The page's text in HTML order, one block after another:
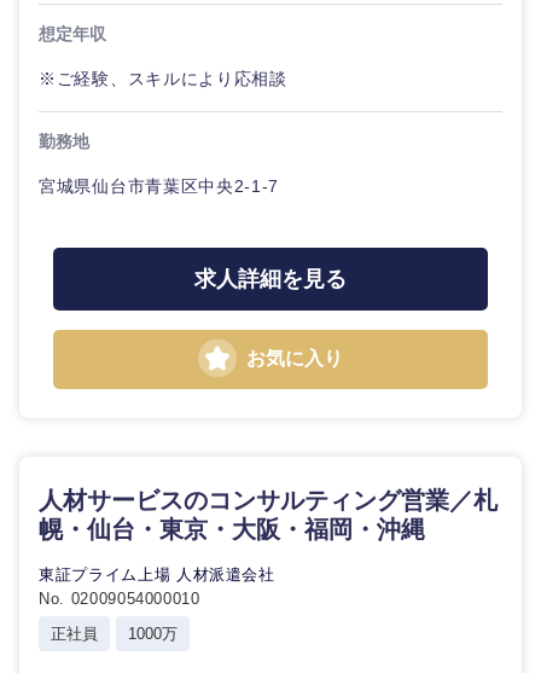
岐阜県
近畿地方
想定年収
※ご経験、スキルにより応相談
勤務地
宮城県仙台市青葉区中央2-1-7
求人詳細を見る
お気に入り
人材サービスのコンサルティング営業／札
幌・仙台・東京・大阪・福岡・沖縄
東証プライム上場 人材派遣会社
No. 02009054000010
正社員
1000万